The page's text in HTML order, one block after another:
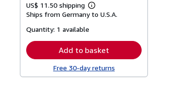
US$ 11.50 shipping
Learn
more
Ships from Germany to U.S.A.
Quantity: 1 available
Add to basket
Free 30-day returns